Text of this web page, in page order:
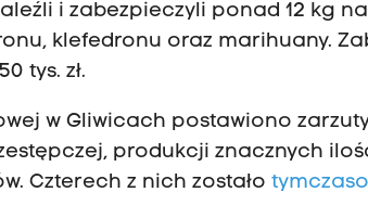
i zabezpieczyli ponad 12 kg
klefedronu oraz marihuany.
tys. zł.
w Gliwicach postawiono
produkcji znacznych
Czterech z nich zostało